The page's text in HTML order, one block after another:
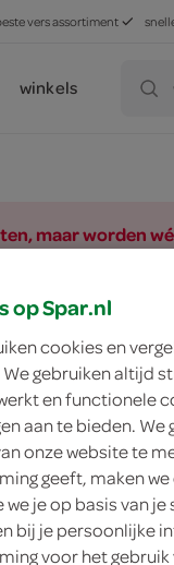
vers assortiment
winkels
maar worden
op Spar.nl
cookies en
gebruiken altijd
en functionele
aan te bieden.
onze website te
geeft, maken
we je op basis van
bij je persoonlijke
voor het